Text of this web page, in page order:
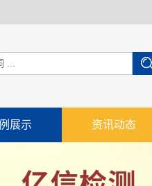
展示 资讯动态